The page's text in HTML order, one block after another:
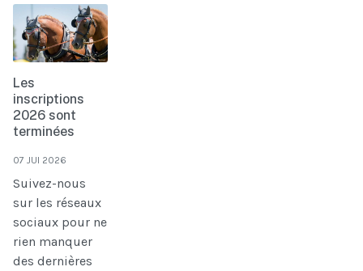
Les
inscriptions
2026 sont
terminées
07 JUI 2026
Suivez-nous
sur les réseaux
sociaux pour ne
rien manquer
des dernières